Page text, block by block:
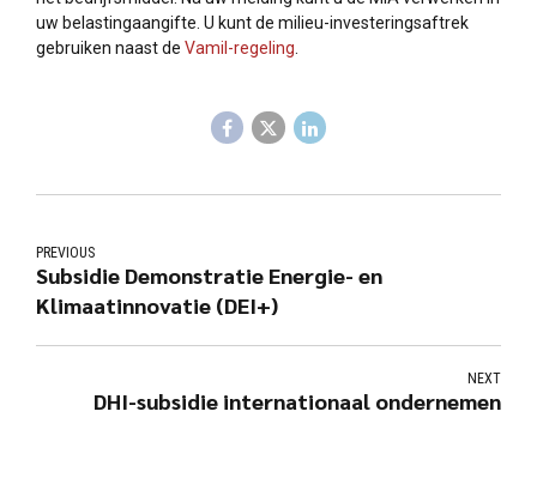
uw belastingaangifte. U kunt de milieu-investeringsaftrek
gebruiken naast de Vamil-regeling
PREVIOUS
Subsidie Demonstratie Energie- en
Klimaatinnovatie (DEI+)
NEXT
DHI-subsidie internationaal ondernemen